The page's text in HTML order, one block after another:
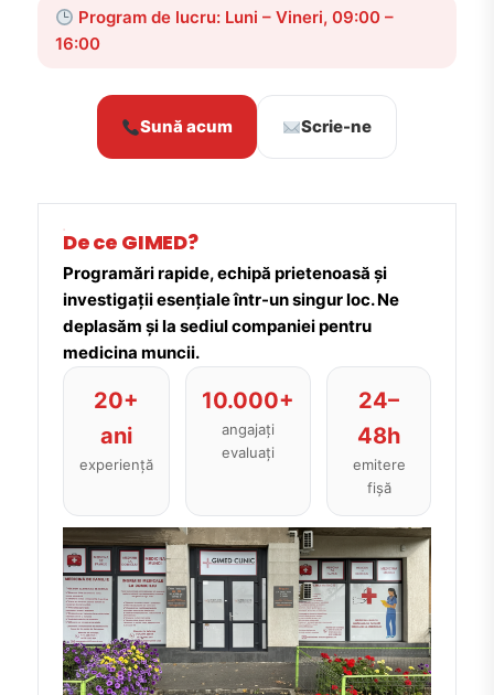
Program de lucru: Luni – Vineri, 09:00 –
16:00
Sună acum Scrie-ne
De ce GIMED?
Programări rapide, echipă prietenoasă și
investigații esențiale într-un singur loc. Ne
deplasăm și la sediul companiei pentru
medicina muncii.
20+
ani
experiență
10.000+
angajați
evaluați
24–
48h
emitere
fișă